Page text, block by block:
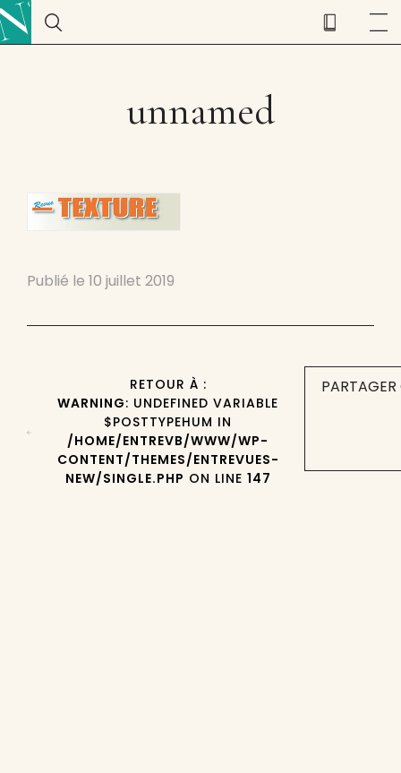
unnamed
Publié le 10 juillet 2019
RETOUR À :
WARNING: UNDEFINED VARIABLE
$POSTTYPEHUM IN
/HOME/ENTREVB/WWW/WP-
CONTENT/THEMES/ENTREVUES-
NEW/SINGLE.PHP ON LINE 147